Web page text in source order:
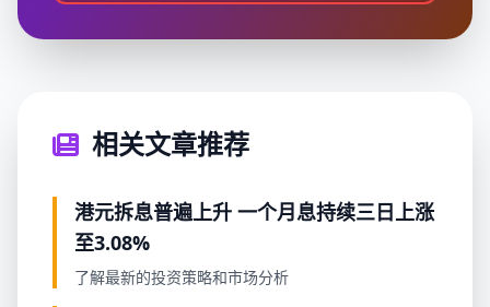
相关文章推荐
港元拆息普遍上升 一个月息持续三日上涨
至3.08%
了解最新的投资策略和市场分析